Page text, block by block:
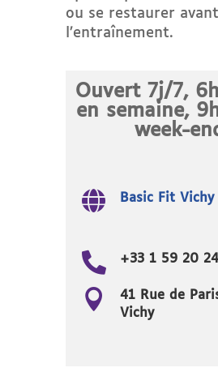
ou se restaurer
l’entraînement.
Ouvert 7j/7,
en semaine,
week-
 Basic Fit Vichy
 +33 1 59 20

41 Rue de
Vichy